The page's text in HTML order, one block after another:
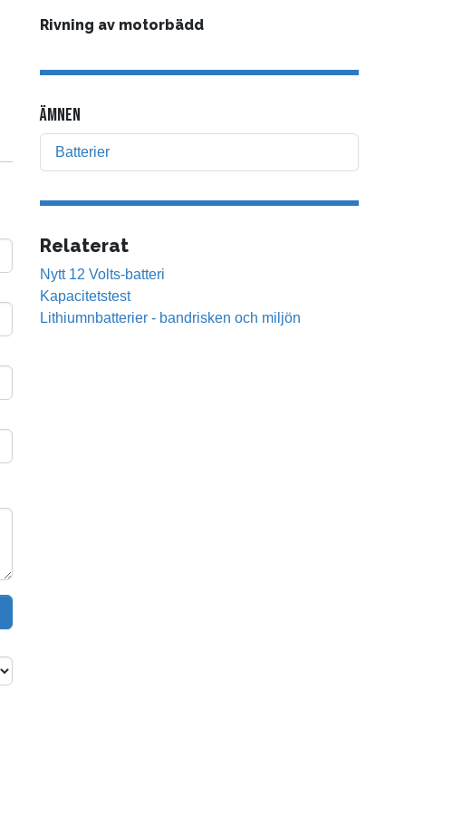
Rivning av motorbädd
ÄMNEN
Batterier
Relaterat
Nytt 12 Volts-batteri
Kapacitetstest
Lithiumnbatterier - bandrisken och miljön